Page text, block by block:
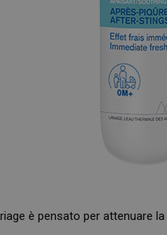
è pensato per attenuare la